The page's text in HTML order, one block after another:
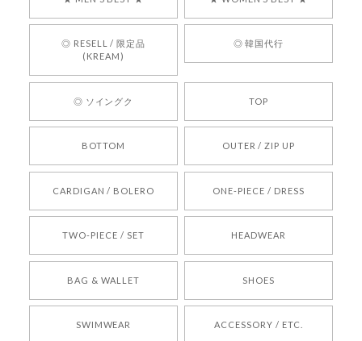
言葉をいただきありがとうございます。安心して
お買い物いただけたとのこと、何より嬉しいで
す。 これからも迅速かつ丁寧な対応を心がけ、安
心してご利用いただけるショップを目指してまい
ります。 また気になる商品がございましたら、ぜ
りお待ちしております。
2026/05/24
250
2026/05/24
◎ RESELL / 限定品
(KREAM)
◎ 韓国代行
◎ ソイングク TOP
BOTTOM OUTER / ZIP UP
CARDIGAN / BOLERO ONE-PIECE / DRESS
TWO-PIECE / SET HEADWEAR
BAG & WALLET SHOES
SWIMWEAR ACCESSORY / ETC.